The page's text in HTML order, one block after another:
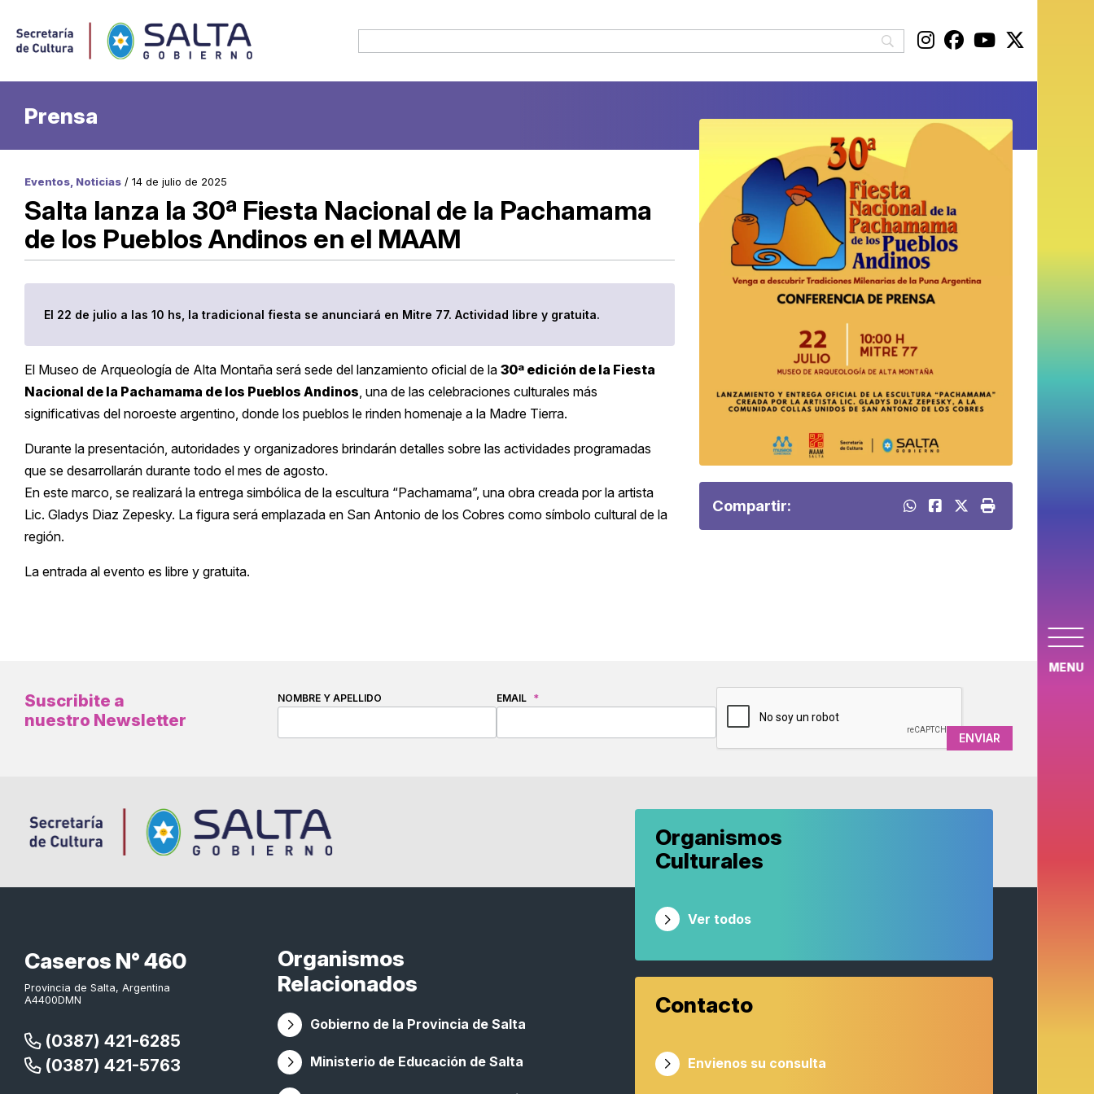
MENU
Prensa
Eventos, Noticias / 14 de julio de 2025
Salta lanza la 30ª Fiesta Nacional de la Pachamama
de los Pueblos Andinos en el MAAM
El 22 de julio a las 10 hs, la tradicional fiesta se anunciará en Mitre 77. Actividad libre y gratuita.
El Museo de Arqueología de Alta Montaña será sede del lanzamiento oficial de la 30ª edición de la Fiesta
Nacional de la Pachamama de los Pueblos Andinos, una de las celebraciones culturales más
significativas del noroeste argentino, donde los pueblos le rinden homenaje a la Madre Tierra.
Durante la presentación, autoridades y organizadores brindarán detalles sobre las actividades programadas
que se desarrollarán durante todo el mes de agosto.
En este marco, se realizará la entrega simbólica de la escultura “Pachamama”, una obra creada por la artista
Lic. Gladys Diaz Zepesky. La figura será emplazada en San Antonio de los Cobres como símbolo cultural de la
región.
La entrada al evento es libre y gratuita.
Compartir:
Suscribite a
nuestro Newsletter
NOMBRE Y APELLIDO EMAIL *
Caseros N° 460
Provincia de Salta, Argentina
A4400DMN
(0387) 421-6285
(0387) 421-5763
Organismos
Relacionados
Gobierno de la Provincia de Salta
Ministerio de Educación de Salta
Organismos
Culturales
Ver todos
Contacto
Envienos su consulta